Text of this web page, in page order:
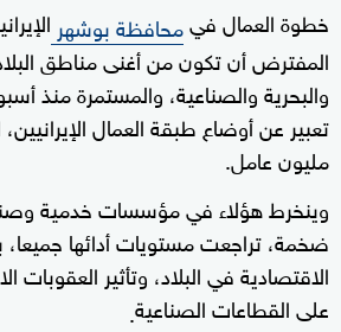
خطوة العمال فيمحافظة بوشهر
المفترض أن تكون من أغنى مناطق البلاد
والبحرية والصناعية، والمستمرة منذ
مليون عامل.
وينخرط هؤلاء في مؤسسات خدمية
ضخمة، تراجعت مستويات أدائها
الاقتصادية في البلاد، وتأثير العقوبات
على القطاعات الصناعية.